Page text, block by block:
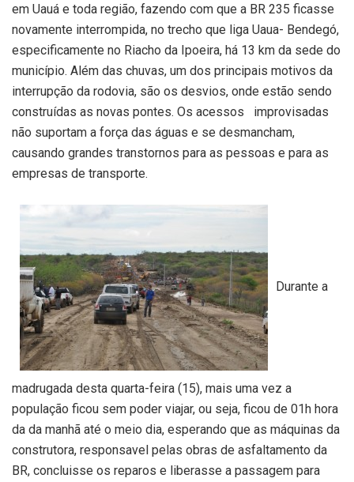
em Uauá e toda região, fazendo com que a BR 235 ficasse
novamente interrompida, no trecho que liga Uaua- Bendegó,
especificamente no Riacho da Ipoeira, há 13 km da sede do
município. Além das chuvas, um dos principais motivos da
interrupção da rodovia, são os desvios, onde estão sendo
construídas as novas pontes. Os acessos improvisadas
não suportam a força das águas e se desmancham,
causando grandes transtornos para as pessoas e para as
empresas de transporte.
Durante a
madrugada desta quarta-feira (15), mais uma vez a
população ficou sem poder viajar, ou seja, ficou de 01h hora
da da manhã até o meio dia, esperando que as máquinas da
construtora, responsavel pelas obras de asfaltamento da
BR, concluisse os reparos e liberasse a passagem para